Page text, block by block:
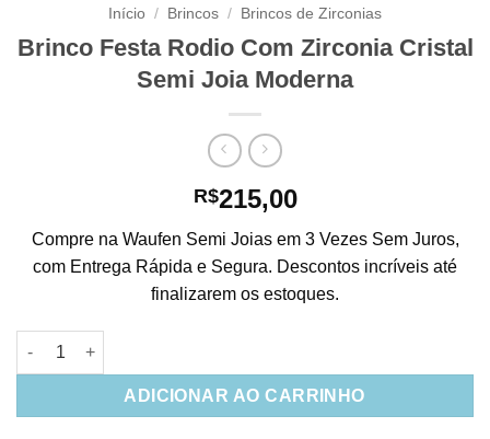
Início / Brincos / Brincos de Zirconias
Brinco Festa Rodio Com Zirconia Cristal
Semi Joia Moderna
R$215,00
Compre na Waufen Semi Joias em 3 Vezes Sem Juros,
com Entrega Rápida e Segura. Descontos incríveis até
finalizarem os estoques.
Brinco Festa Rodio Com Zirconia Cristal Semi Joia Moderna
ADICIONAR AO CARRINHO